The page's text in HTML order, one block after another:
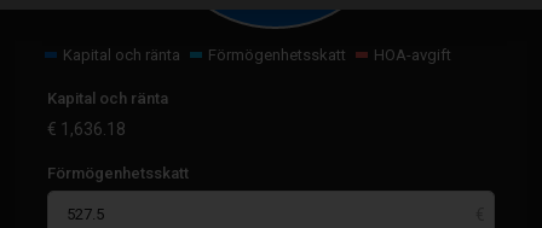
Kapital och ränta Förmögenhetsskatt HOA-avgift
Kapital och ränta
€ 1,636.18
Förmögenhetsskatt